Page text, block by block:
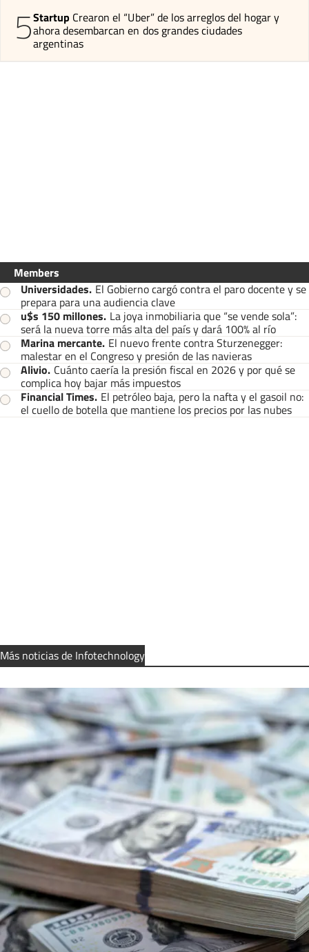
5Startup Crearon el “Uber” de los arreglos del hogar y
ahora desembarcan en dos grandes ciudades
argentinas
Members
Universidades. El Gobierno cargó contra el paro docente y se
prepara para una audiencia clave
u$s 150 millones. La joya inmobiliaria que “se vende sola”:
será la nueva torre más alta del país y dará 100% al río
Marina mercante. El nuevo frente contra Sturzenegger:
malestar en el Congreso y presión de las navieras
Alivio. Cuánto caería la presión fiscal en 2026 y por qué se
complica hoy bajar más impuestos
Financial Times. El petróleo baja, pero la nafta y el gasoil no:
el cuello de botella que mantiene los precios por las nubes
Más noticias de Infotechnology